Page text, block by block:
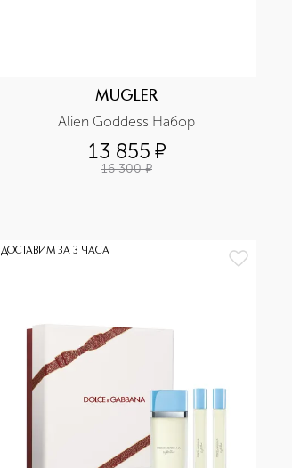
MUGLER
Alien Goddess Набор
13 855 ¤
16 300 ¤
ДОСТАВИМ ЗА 3 ЧАСА